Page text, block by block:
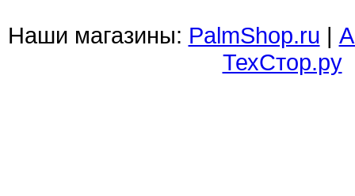
Наши магазины: PalmShop.ru |
ТехСтор.ру